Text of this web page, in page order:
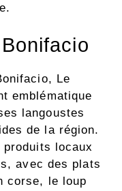
Le
emblématique
langoustes
de la région.
produits locaux
avec des plats
corse, le loup